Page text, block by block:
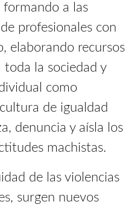
formando a las
profesionales con
elaborando recursos
la sociedad y
como
de igualdad
denuncia y aísla los
machistas.
de las violencias
surgen nuevos